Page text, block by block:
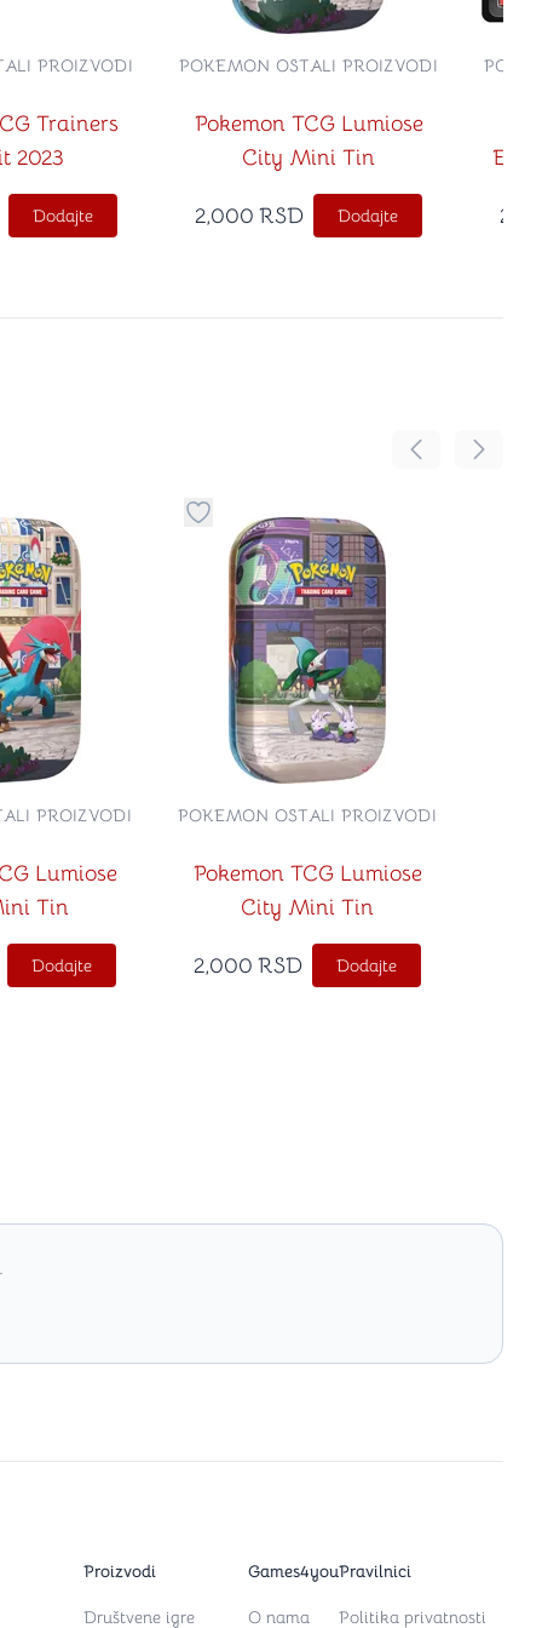
Trainers
2023
PROIZVODI
Dodajte
Pokemon TCG Lumiose
City Mini Tin
POKEMON OSTALI PROIZVODI
2,000 RSD Dodajte
Pomeranje
stvari u kategoriju omiljeno
Lumiose
Tin
PROIZVODI
Dodajte
Dugme za dodavanje stvari u
Pokemon TCG Lumiose
City Mini Tin
POKEMON OSTALI PROIZVODI
2,000 RSD Dodajte
Proizvodi
Društvene igre
Games4you
O nama
Pravilnici
Politika privatnosti